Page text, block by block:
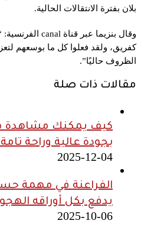
بلان بفترة الانتقالات الحالية.
وقال بنزيما عبر قناة canal الفرنسية: “
كفريق، ولقد فعلوا كل ما بوسعهم
الظروف حاليًا”.
مقالات ذات صلة
كيف يمكنك مشاهدة
بجودة عالية وراحة
2025-12-04
الفراعنة في مهمة
يدفع بكل أوراقه
2025-10-06